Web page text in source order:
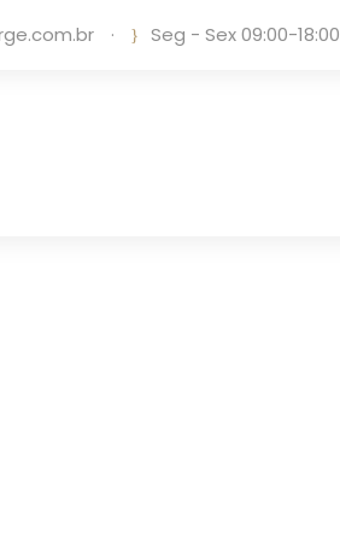
· Seg - Sex 09:00-18:00